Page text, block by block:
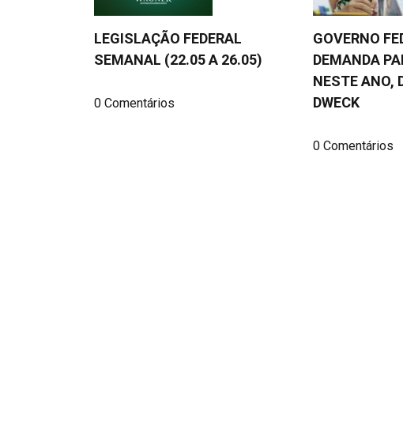
LEGISLAÇÃO FEDERAL
SEMANAL (22.05 A 26.05)
0 Comentários
GOVERNO
DEMANDA
NESTE ANO,
DWECK
0 Comentários